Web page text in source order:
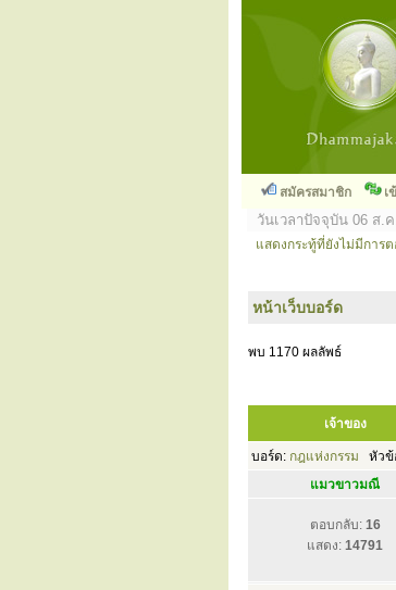
สมัครสมาชิก เ
วันเวลาปัจจุบัน 06 ส.
แสดงกระทู้ที่ยังไม่มีการ
หน้าเว็บบอร์ด
พบ 1170 ผลลัพธ์
เจ้าของ
บอร์ด: กฎแห่งกรรม หัวข้
แมวขาวมณี
ตอบกลับ: 16
แสดง: 14791